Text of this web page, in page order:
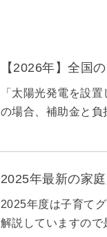
【2026年】全国
「太陽光発電を設
の場合、補助金と負
2025年最新の家
2025年度は子育て
解説していますので